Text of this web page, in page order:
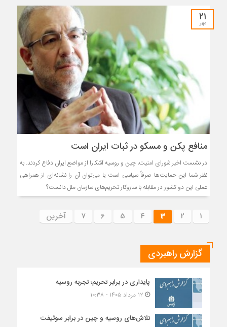
۲۱
مهر
منافع پکن و مسکو در ثبات ایران است
در نشست اخیر شورای امنیت، چین و روسیه آشکارا از مواضع ایران دفاع کردند. به
‌نظر شما این حمایت‌ها صرفاً سیاسی است یا می‌توان آن را نشانه‌ای از همراهی
عملی این دو کشور در مقابله با سازوکار تحریم‌های سازمان ملل دانست؟
1
2
3
4
5
6
7 آخرین
گزارش راهبردی
پایداری در برابر تحریم؛ تجربه روسیه
۱۲ مرداد ۱۴۰۵ - ۱۰:۳۸
تلاش‌های روسیه و چین در برابر سوئیفت